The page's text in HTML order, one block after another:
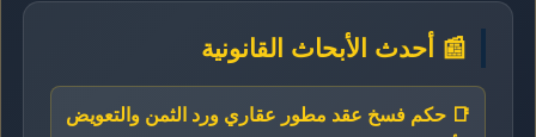
📰 أحدث الأبحاث القانونية
📑 حكم فسخ عقد مطور عقاري ورد الثمن والتعويض